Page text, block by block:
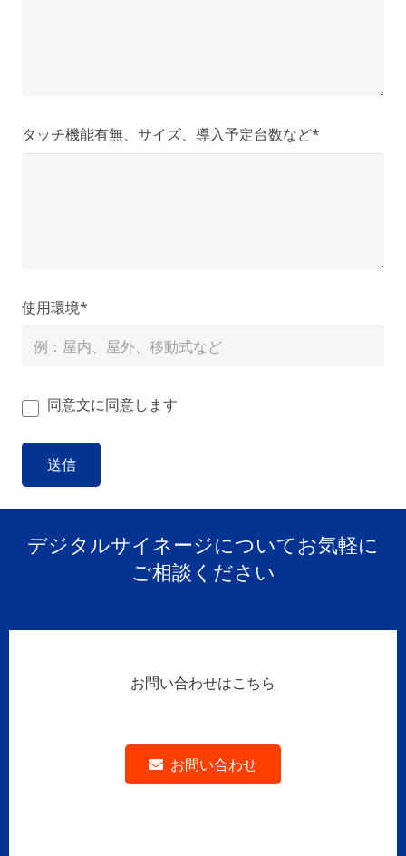
タッチ機能有無、サイズ、導入予定台数など*
使用環境*
同意文に同意します
デジタルサイネージについてお気軽に
ご相談ください
お問い合わせはこちら
お問い合わせ